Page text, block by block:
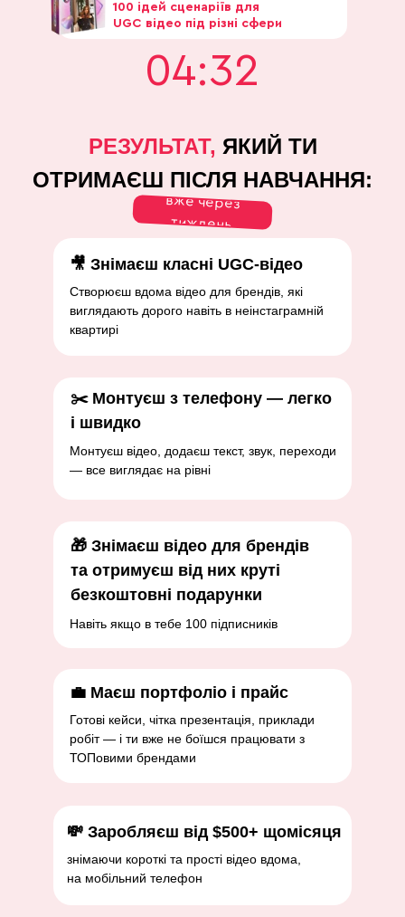
04:31
100 ідей сценаріїв для
UGC відео під різні сфери
🎁 Знімаєш відео для брендів
та отримуєш від них круті
безкоштовні подарунки
Навіть якщо в тебе 100 підписників
Створюєш вдома відео для брендів, які
виглядають дорого навіть в неінстаграмній
квартирі
🎥 Знімаєш класні UGC-відео
✂️ Монтуєш з телефону — легко
і швидко
Монтуєш відео, додаєш текст, звук, переходи
— все виглядає на рівні
РЕЗУЛЬТАТ, ЯКИЙ ТИ
ОТРИМАЄШ ПІСЛЯ НАВЧАННЯ:
вже через
тиждень
💼 Маєш портфоліо і прайс
Готові кейси, чітка презентація, приклади
робіт — і ти вже не боїшся працювати з
ТОПовими брендами
💸 Заробляєш від $500+ щомісяця
знімаючи короткі та прості відео вдома,
на мобільний телефон